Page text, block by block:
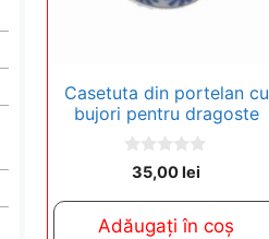
Casetuta din portelan cu
bujori pentru dragoste
o
o
35,00lei
Adăugați în coș